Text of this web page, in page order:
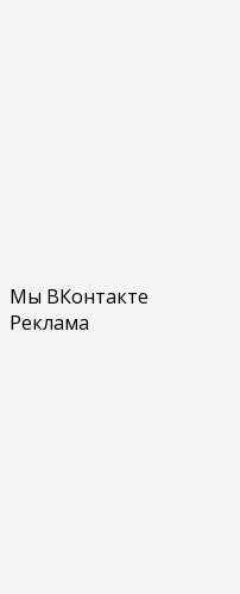
Мы ВКонтакте
Реклама